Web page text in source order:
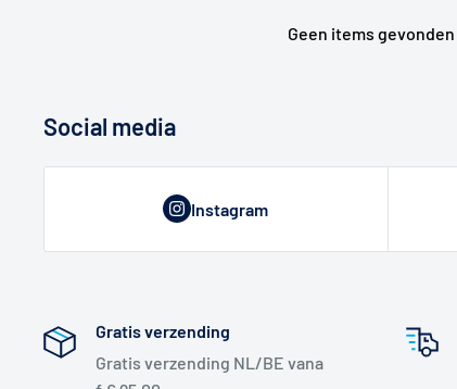
Geen items gevonden
Social media
Instagram
Gratis verzending
Gratis verzending NL/BE vana